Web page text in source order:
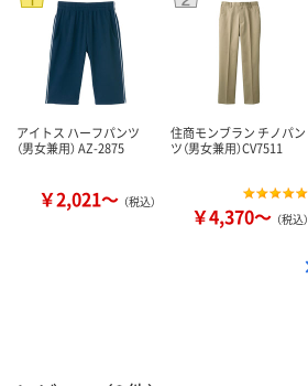
アイトス ハーフパンツ
（男女兼用） AZ-2875
￥2,021～ （税込）
住商モンブラン チノパン
ツ（男女兼用）CV7511
￥4,370～ （税込）